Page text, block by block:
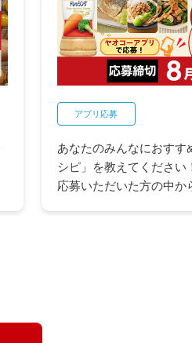
ネットクラブ応募
グリコ商品を選んで応募
お好きな写真でオリジナ
ーポン券や、大人気お菓